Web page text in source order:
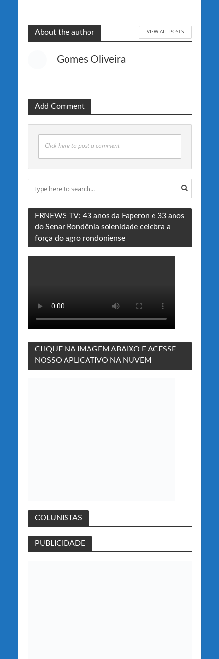
About the author VIEW ALL POSTS
Gomes Oliveira
Add Comment
Click here to post a comment
FRNEWS TV: 43 anos da Faperon e 33 anos
do Senar Rondônia solenidade celebra a
força do agro rondoniense
CLIQUE NA IMAGEM ABAIXO E ACESSE
NOSSO APLICATIVO NA NUVEM
COLUNISTAS
PUBLICIDADE